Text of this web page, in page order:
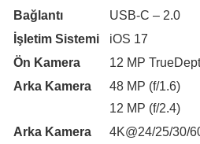
Bağlantı USB-C – 2.0
İşletim Sistemi
iOS 17
Ön Kamera
12 MP
Arka Kamera
48 MP (f/1.6)
12 MP (f/2.4)
Arka Kamera
4K@24/25/30/